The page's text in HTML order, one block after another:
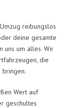
reibungslos
deine gesamte
uns um alles. Wir
die
bringen.
Wert auf
geschultes